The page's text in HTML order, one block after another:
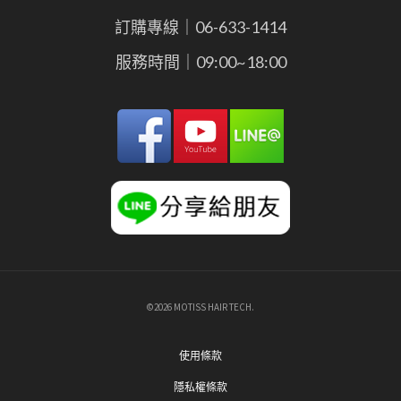
訂購專線｜06-633-1414
服務時間｜09:00~18:00
©2026 MOTISS HAIR TECH.
使用條款
隱私權條款